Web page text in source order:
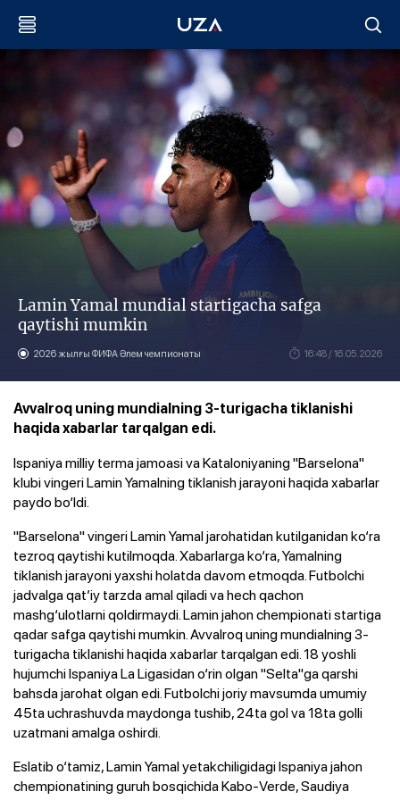
Lamin Yamal mundial startigacha safga
qaytishi mumkin
2026 жылғы ФИФА Әлем чемпионаты 16:48 / 16.05.2026
Avvalroq uning mundialning 3-turigacha tiklanishi
haqida xabarlar tarqalgan edi.
Ispaniya milliy terma jamoasi va Kataloniyaning "Barselona"
klubi vingeri Lamin Yamalning tiklanish jarayoni haqida xabarlar
paydo bo‘ldi.
"Barselona" vingeri Lamin Yamal jarohatidan kutilganidan ko‘ra
tezroq qaytishi kutilmoqda. Xabarlarga ko‘ra, Yamalning
tiklanish jarayoni yaxshi holatda davom etmoqda. Futbolchi
jadvalga qat’iy tarzda amal qiladi va hech qachon
mashg‘ulotlarni qoldirmaydi. Lamin jahon chempionati startiga
qadar safga qaytishi mumkin. Avvalroq uning mundialning 3-
turigacha tiklanishi haqida xabarlar tarqalgan edi. 18 yoshli
hujumchi Ispaniya La Ligasidan o‘rin olgan "Selta"ga qarshi
bahsda jarohat olgan edi. Futbolchi joriy mavsumda umumiy
45ta uchrashuvda maydonga tushib, 24ta gol va 18ta golli
uzatmani amalga oshirdi.
Eslatib o‘tamiz, Lamin Yamal yetakchiligidagi Ispaniya jahon
chempionatining guruh bosqichida Kabo-Verde, Saudiya